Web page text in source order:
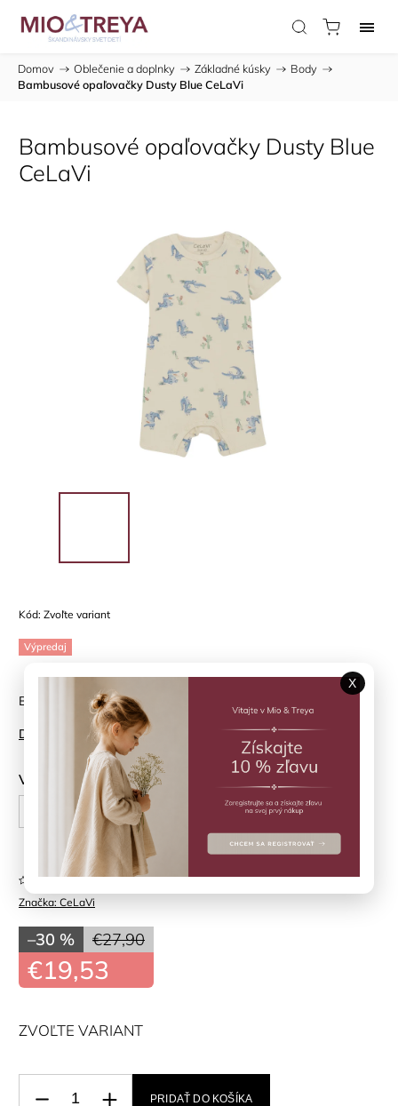
Domov / Oblečenie a doplnky / Základné kúsky / Body /
Bambusové opaľovačky Dusty Blue CeLaVi
Bambusové opaľovačky Dusty Blue
CeLaVi
Kód: Zvoľte variant
Výpredaj
Bambusové opaľovačky Dusty Blue CeLaVi
Detailné informácie
Veľkosť
70 cm
Značka: CeLaVi
Neohodnotené
€27,90
–30 %
€19,53
ZVOĽTE VARIANT
PRIDAŤ DO KOŠÍKA
X